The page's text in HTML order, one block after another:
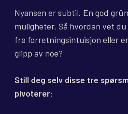
Nyansen er subtil. En god
muligheter. Så hvordan vet
fra forretningsintuisjon eller
glipp av noe?
Still deg selv disse tre
pivoterer: